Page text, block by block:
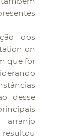
dos
on
que for
desse